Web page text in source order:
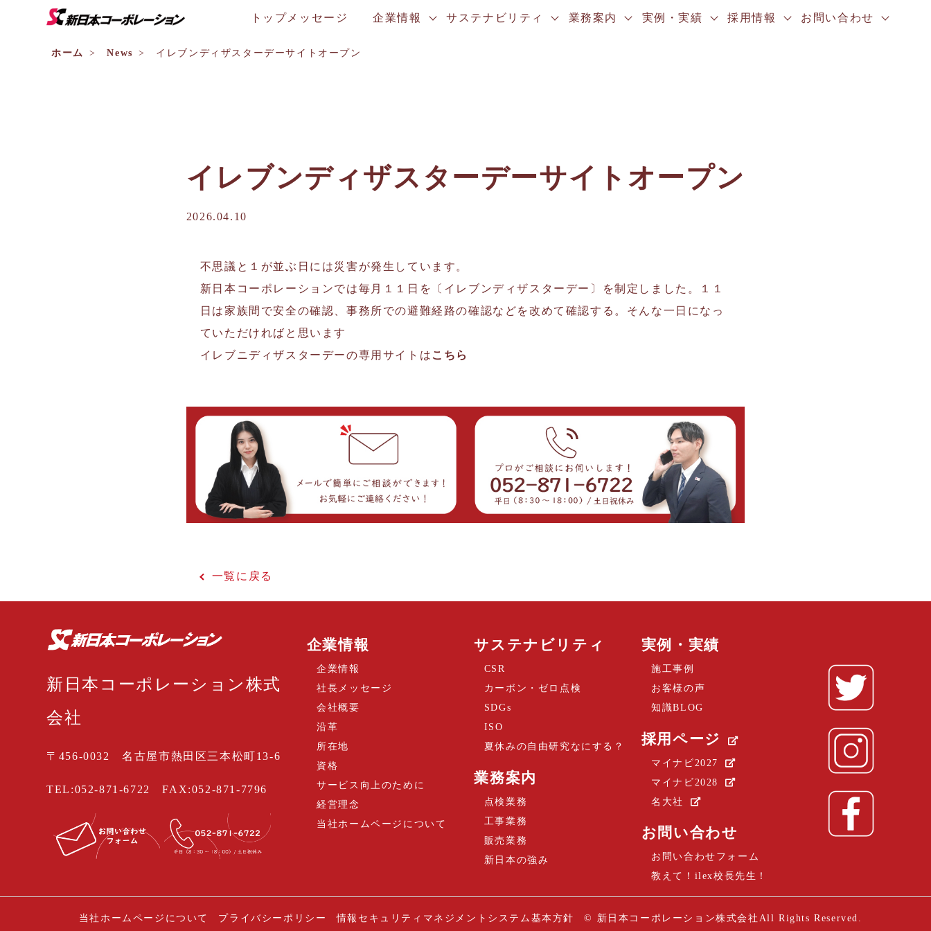
トップメッセージ 企業情報 サステナビリティ 業務案内 実例・実績 採用情報 お問い合わせ
ホーム News イレブンディザスターデーサイトオープン
イレブンディザスターデーサイトオープン
2026.04.10
不思議と１が並ぶ日には災害が発生しています。
新日本コーポレーションでは毎月１１日を〔イレブンディザスターデー〕を制定しました。１１
日は家族間で安全の確認、事務所での避難経路の確認などを改めて確認する。そんな一日になっ
ていただければと思います
イレブニディザスターデーの専用サイトは こちら
一覧に戻る
新日本コーポレーション株式
会社
〒456-0032 名古屋市熱田区三本松町13-6
TEL:052-871-6722 FAX:052-871-7796
企業情報
企業情報
社長メッセージ
会社概要
沿革
所在地
資格
サービス向上のために
経営理念
当社ホームページについて
サステナビリティ
CSR
カーボン・ゼロ点検
SDGs
ISO
夏休みの自由研究なにする？
業務案内
点検業務
工事業務
販売業務
新日本の強み
実例・実績
施工事例
お客様の声
知識BLOG
採用ページ
マイナビ2027
マイナビ2028
名大社
お問い合わせ
お問い合わせフォーム
教えて！ilex校長先生！
当社ホームページについて プライバシーポリシー 情報セキュリティマネジメントシステム基本方針 © 新日本コーポレーション株式会社 All Rights Reserved.